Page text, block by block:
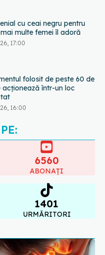
cu ceai negru pentru
multe femei îl adoră
17:00
folosit de peste 60 de
acționează într-un loc
16:00
nocturne: semnul ignorat
ascunde probleme
de sănătate
6560
ABONAȚI
1401
URMĂRITORI